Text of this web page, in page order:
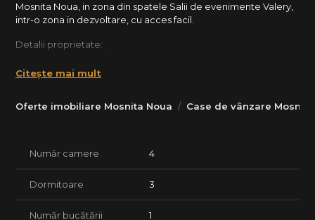
Oferte imobiliare Mosnita Noua Case de vânzare
Mosnita Noua, in zona din spatele Salii de evenimente Valery,
intr-o zona in dezvoltare, cu acces facil.
Detalii proprietate:
• Regim de inaltime: Parter
• Suprafata teren: 600 mp
• Parter: hol acces, living + bucatarie (la cerere se poate
Dotari si finisaje:
• Ziduri exterioare si interioare din caramida Porotherm
Citește mai mult
Număr camere 4
Dormitoare 3
Număr bucătării 1